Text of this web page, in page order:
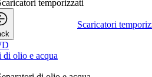
temporizzati
Scaricatori
di olio e acqua